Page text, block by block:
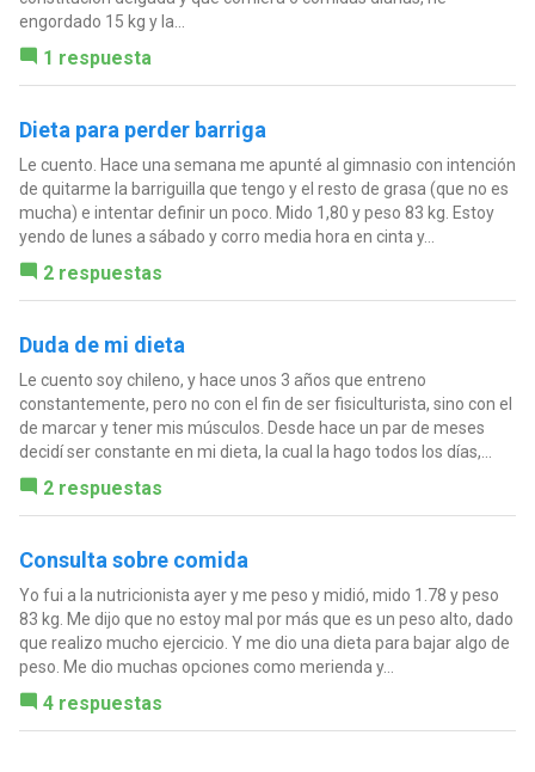
engordado 15 kg y la...
1 respuesta
Dieta para perder barriga
Le cuento. Hace una semana me apunté al gimnasio con intención
de quitarme la barriguilla que tengo y el resto de grasa (que no es
mucha) e intentar definir un poco. Mido 1,80 y peso 83 kg. Estoy
yendo de lunes a sábado y corro media hora en cinta y...
2 respuestas
Duda de mi dieta
Le cuento soy chileno, y hace unos 3 años que entreno
constantemente, pero no con el fin de ser fisiculturista, sino con el
de marcar y tener mis músculos. Desde hace un par de meses
decidí ser constante en mi dieta, la cual la hago todos los días,...
2 respuestas
Consulta sobre comida
Yo fui a la nutricionista ayer y me peso y midió, mido 1.78 y peso
83 kg. Me dijo que no estoy mal por más que es un peso alto, dado
que realizo mucho ejercicio. Y me dio una dieta para bajar algo de
peso. Me dio muchas opciones como merienda y...
4 respuestas